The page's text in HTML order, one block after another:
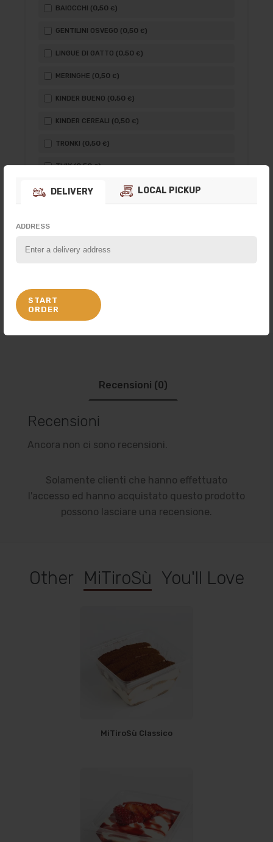
DELIVERY LOCAL PICKUP
ADDRESS
START
ORDER
BAIOCCHI (0,50 €)
GENTILINI OSVEGO (0,50 €)
LINGUE DI GATTO (0,50 €)
MERINGHE (0,50 €)
KINDER BUENO (0,50 €)
KINDER CEREALI (0,50 €)
TRONKI (0,50 €)
TWIX (0,50 €)
Recensioni (0)
Recensioni
Ancora non ci sono recensioni.
Solamente clienti che hanno effettuato
l'accesso ed hanno acquistato questo prodotto
possono lasciare una recensione.
Other MiTiroSù You'll Love
MiTiroSù Classico